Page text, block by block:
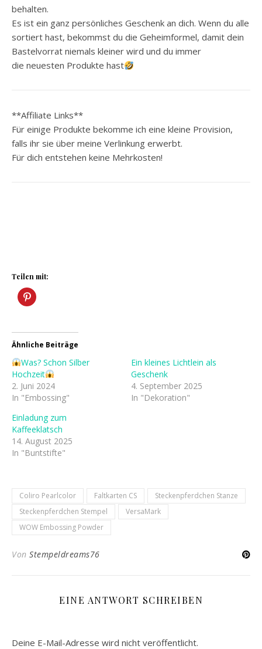
behalten.
Es ist ein ganz persönliches Geschenk an dich. Wenn du alle
sortiert hast, bekommst du die Geheimformel, damit dein
Bastelvorrat niemals kleiner wird und du immer
die neuesten Produkte hast
**Affiliate Links**
Für einige Produkte bekomme ich eine kleine Provision,
falls ihr sie über meine Verlinkung erwerbt.
Für dich entstehen keine Mehrkosten!
Teilen mit:
Ähnliche Beiträge
Was? Schon Silber
Hochzeit
2. Juni 2024
In "Embossing"
Ein kleines Lichtlein als
Geschenk
4. September 2025
In "Dekoration"
Einladung zum
Kaffeeklatsch
14. August 2025
In "Buntstifte"
Coliro Pearlcolor Faltkarten CS
Steckenpferdchen Stanze
Steckenpferdchen Stempel
VersaMark
WOW Embossing Powder
Von Stempeldreams76
EINE ANTWORT SCHREIBEN
Deine E-Mail-Adresse wird nicht veröffentlicht.